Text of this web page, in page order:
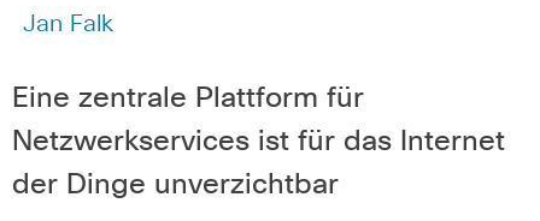
Jan Falk
Eine zentrale Plattform für
Netzwerkservices ist für das Internet
der Dinge unverzichtbar